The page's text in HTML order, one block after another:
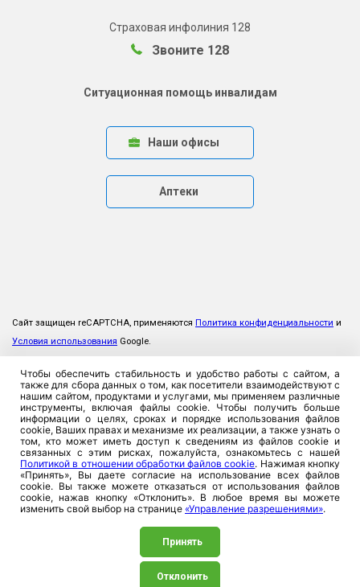
Страховая инфолиния 128
Звоните 128
Ситуационная помощь инвалидам
Наши офисы
Аптеки
Сайт защищен reCAPTCHA, применяются Политика конфиденциальности и
Условия использования Google.
©2026. ЗАСО «Промтрансинвест», 220026, Республика
Чтобы обеспечить стабильность и удобство работы с сайтом, а
также для сбора данных о том, как посетители взаимодействуют с
нашим сайтом, продуктами и услугами, мы применяем различные
инструменты, включая файлы cookie. Чтобы получить больше
информации о целях, сроках и порядке использования файлов
cookie, Ваших правах и механизме их реализации, а также узнать о
том, кто может иметь доступ к сведениям из файлов cookie и
связанных с этим рисках, пожалуйста, ознакомьтесь с нашей
Политикой в отношении обработки файлов cookie. Нажимая кнопку
«Принять», Вы даете согласие на использование всех файлов
cookie. Вы также можете отказаться от использования файлов
cookie, нажав кнопку «Отклонить». В любое время вы можете
изменить свой выбор на странице «Управление разрешениями».
Принять
Отклонить